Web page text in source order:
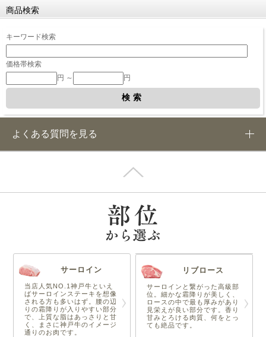
商品検索
キーワード検索
価格帯検索
円 ～
円
よくある質問を見る
サーロイン
当店人気NO.1神戸牛といえ
ばサーロインステーキを想像
される方も多いはず。腰の辺
りの霜降りが入りやすい部分
で、上質な脂はあっさりと甘
く、まさに神戸牛のイメージ
通りのお肉です。
リブロース
サーロインと繋がった高級部
位。細かな霜降りが美しく、
ロースの中で最も厚みがあり
見栄えが良い部分です。香り
甘みとろける肉質、何をとっ
ても絶品です。